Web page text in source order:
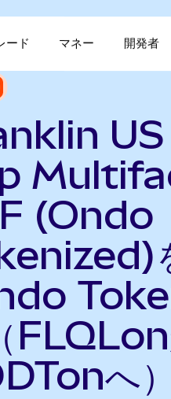
ード マネー 開発者
(Ondo
FLQLon
へ）